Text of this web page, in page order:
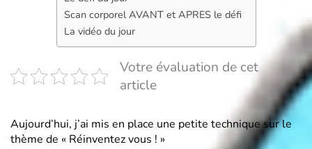
Scan corporel AVANT et APRES le défi
La vidéo du jour
Votre évaluation de cet
article
Aujourd’hui, j’ai mis en place une petite technique sur le
thème de « Réinventez vous ! »